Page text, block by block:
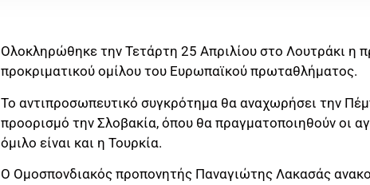
Ολοκληρώθηκε την Τετάρτη 25 Απριλίου στο Λουτράκι η
προκριματικού ομίλου του Ευρωπαϊκού πρωταθλήματος.
Το αντιπροσωπευτικό συγκρότημα θα αναχωρήσει την
προορισμό την Σλοβακία, όπου θα πραγματοποιηθούν οι
όμιλο είναι και η Τουρκία.
Ο Ομοσπονδιακός προπονητής Παναγιώτης Λακασάς